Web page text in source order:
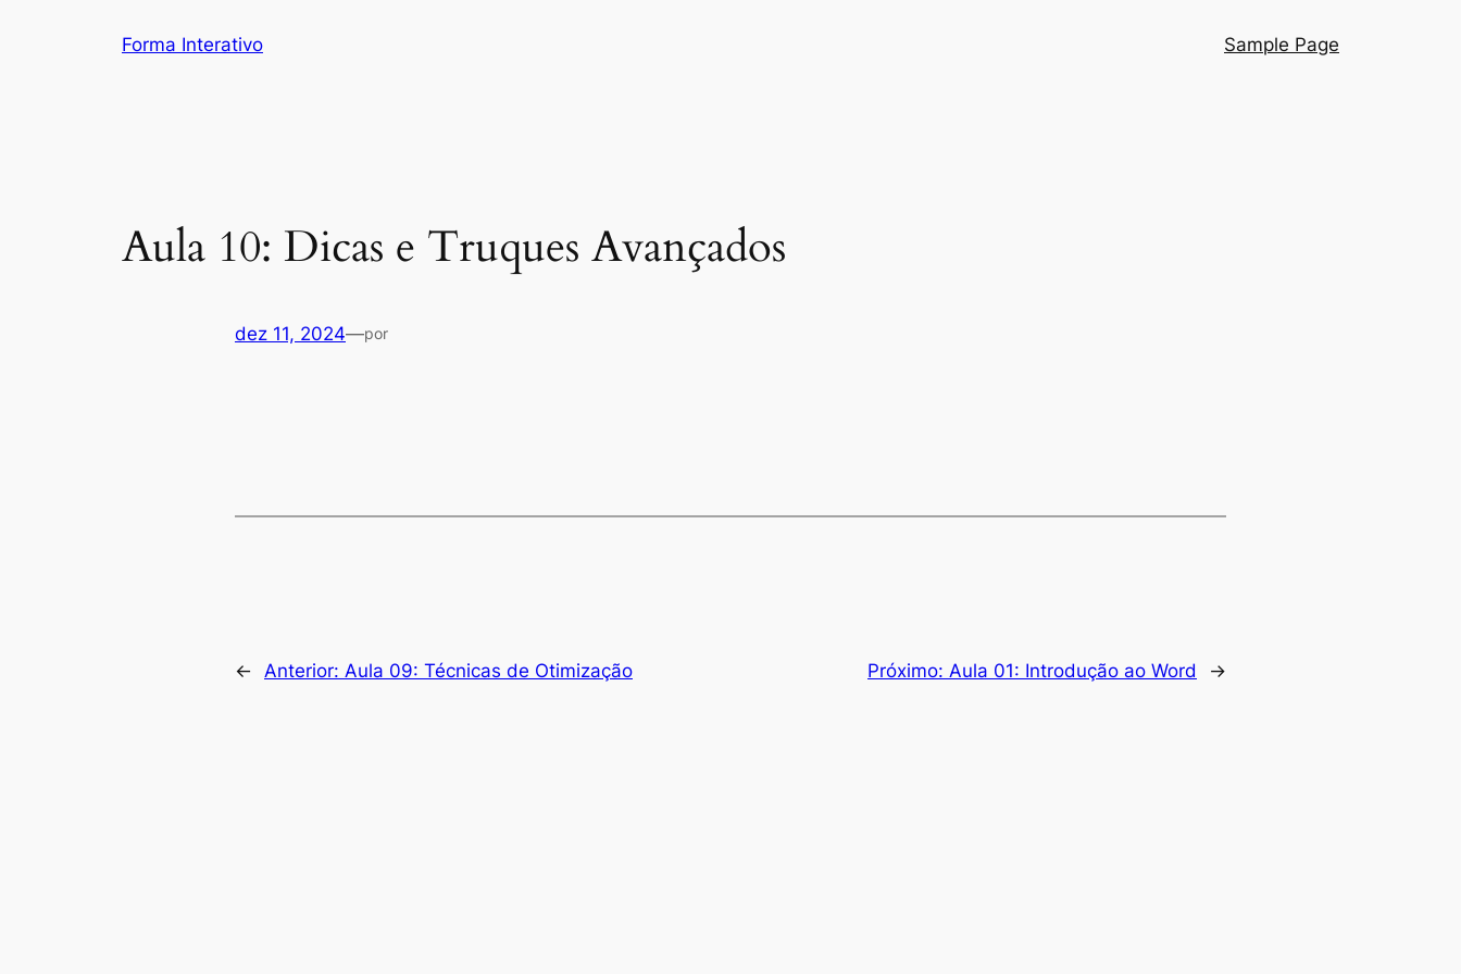
Forma Interativo Sample Page
Aula 10: Dicas e Truques Avançados
dez 11, 2024—por
← Anterior: Aula 09: Técnicas de Otimização Próximo: Aula 01: Introdução ao Word →